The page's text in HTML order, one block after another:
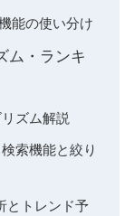
能の使い分け
ム・ランキ
ズム解説
索機能と絞り
とトレンド予